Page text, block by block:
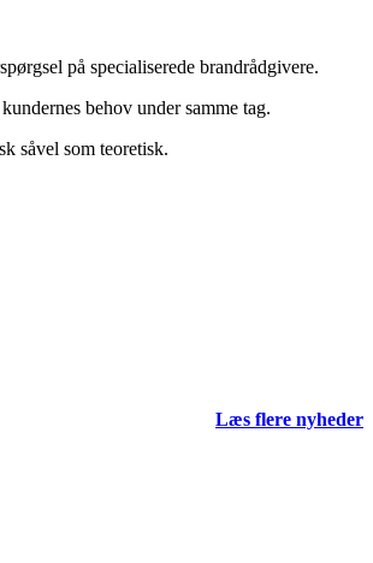
på specialiserede brandrådgivere.
behov under samme tag.
såvel som teoretisk.
Læs flere nyheder